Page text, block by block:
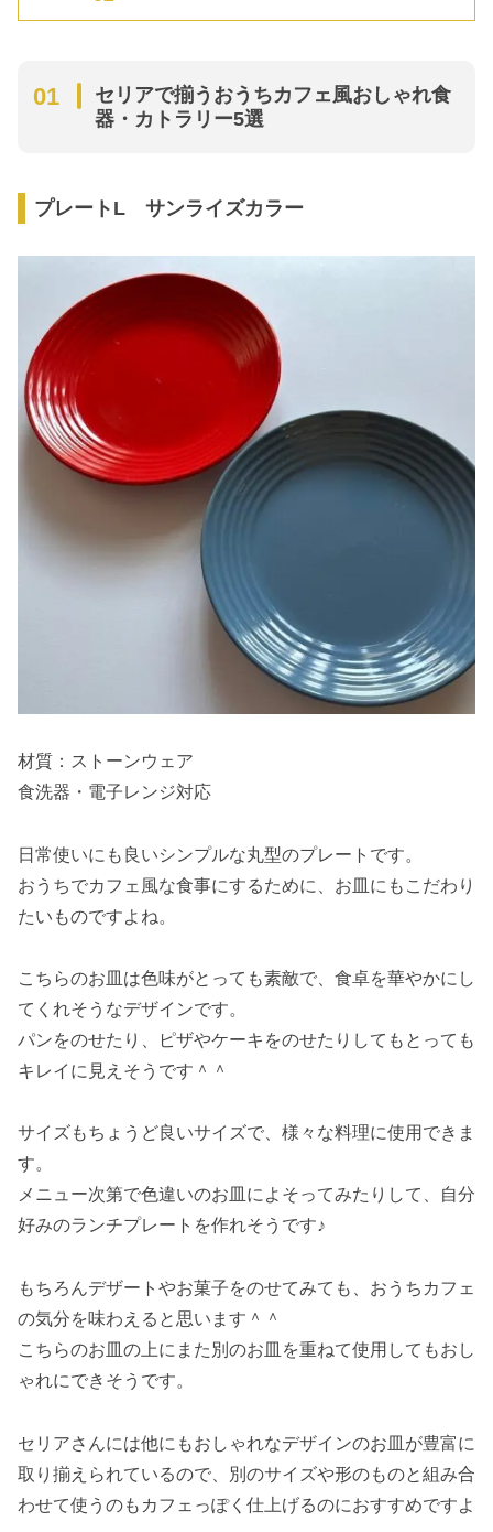
セリアで揃うおうちカフェ風おしゃれ食
器・カトラリー5選
プレートL サンライズカラー
材質：ストーンウェア
食洗器・電子レンジ対応
日常使いにも良いシンプルな丸型のプレートです。
おうちでカフェ風な食事にするために、お皿にもこだわり
たいものですよね。
こちらのお皿は色味がとっても素敵で、食卓を華やかにし
てくれそうなデザインです。
パンをのせたり、ピザやケーキをのせたりしてもとっても
キレイに見えそうです＾＾
サイズもちょうど良いサイズで、様々な料理に使用できま
す。
メニュー次第で色違いのお皿によそってみたりして、自分
好みのランチプレートを作れそうです♪
もちろんデザートやお菓子をのせてみても、おうちカフェ
の気分を味わえると思います＾＾
こちらのお皿の上にまた別のお皿を重ねて使用してもおし
ゃれにできそうです。
セリアさんには他にもおしゃれなデザインのお皿が豊富に
取り揃えられているので、別のサイズや形のものと組み合
わせて使うのもカフェっぽく仕上げるのにおすすめですよ